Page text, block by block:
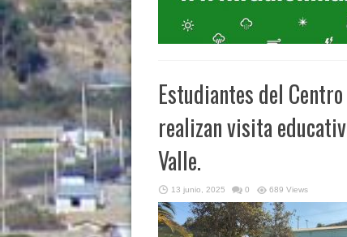
Estudiantes del
realizan visita
Valle.
13 junio, 2025 0 689 Views